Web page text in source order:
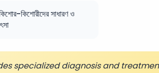
কিশোরীদের সাধারণ ও
specialized diagnosis and